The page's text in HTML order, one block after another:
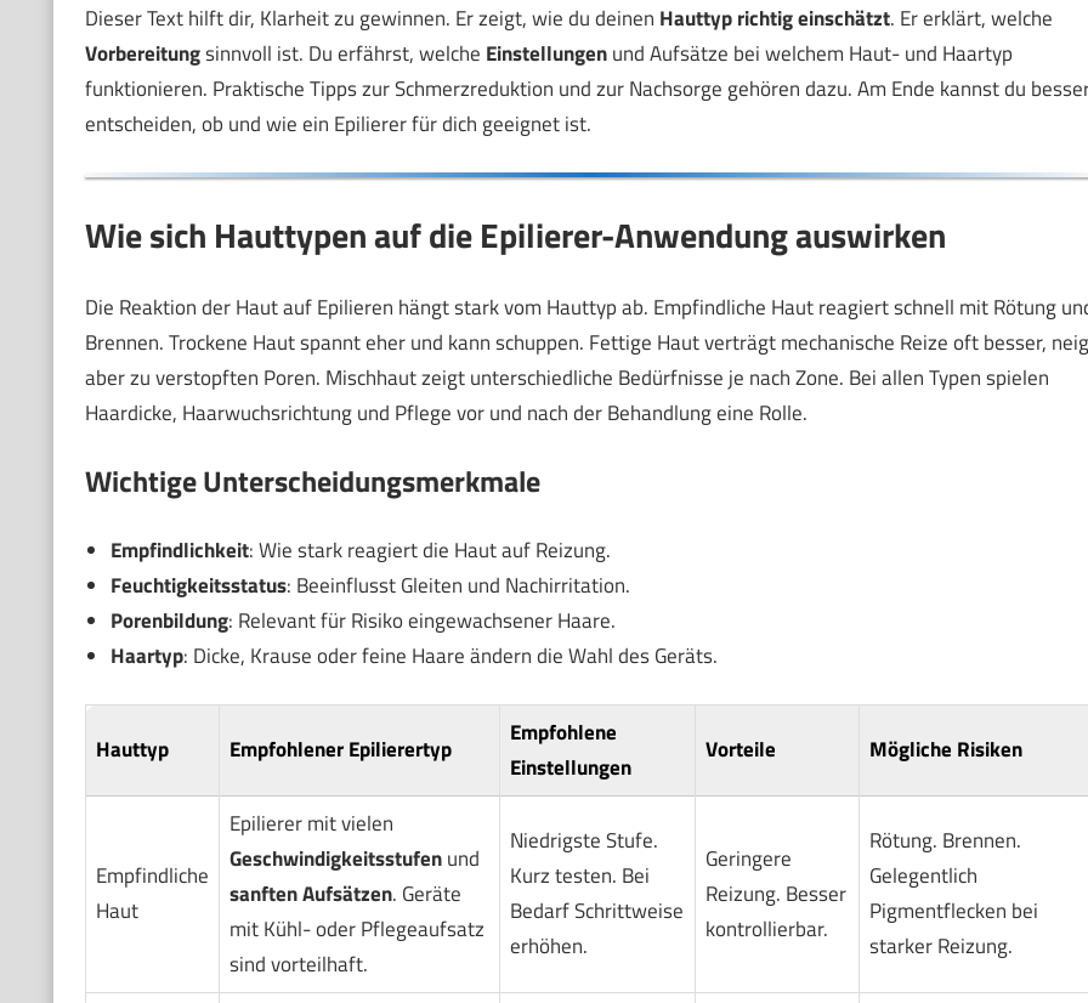
Dieser Text hilft dir, Klarheit zu gewinnen. Er zeigt, wie du deinen Hauttyp richtig einschätzt. Er erklärt, welche
Vorbereitungsinnvoll ist. Du erfährst, welche Einstellungenund Aufsätze bei welchem Haut- und Haartyp
funktionieren. Praktische Tipps zur Schmerzreduktion und zur Nachsorge gehören dazu. Am Ende kannst du
entscheiden, ob und wie ein Epilierer für dich geeignet ist.
Wie sich Hauttypen auf die Epilierer-Anwendung auswirken
Die Reaktion der Haut auf Epilieren hängt stark vom Hauttyp ab. Empfindliche Haut reagiert schnell mit Rötung
Brennen. Trockene Haut spannt eher und kann schuppen. Fettige Haut verträgt mechanische Reize oft besser,
aber zu verstopften Poren. Mischhaut zeigt unterschiedliche Bedürfnisse je nach Zone. Bei allen Typen spielen
Haardicke, Haarwuchsrichtung und Pflege vor und nach der Behandlung eine Rolle.
Wichtige Unterscheidungsmerkmale
Empfindlichkeit: Wie stark reagiert die Haut auf Reizung.
Feuchtigkeitsstatus: Beeinflusst Gleiten und Nachirritation.
Porenbildung: Relevant für Risiko eingewachsener Haare.
Haartyp: Dicke, Krause oder feine Haare ändern die Wahl des Geräts.
Hauttyp Empfohlener Epilierertyp
Empfohlene
Einstellungen
Vorteile Mögliche Risiken
Empfindliche
Haut
Epilierer mit vielen
Geschwindigkeitsstufenund
sanften Aufsätzen. Geräte
mit Kühl- oder Pflegeaufsatz
sind vorteilhaft.
Niedrigste Stufe.
Kurz testen. Bei
Bedarf Schrittweise
erhöhen.
Geringere
Reizung. Besser
kontrollierbar.
Rötung. Brennen.
Gelegentlich
Pigmentflecken bei
starker Reizung.